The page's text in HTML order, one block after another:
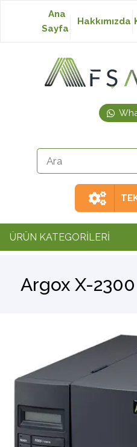
Baskısız Etiket
Japon Akmaz Yıkama
Ribon
Ana
Sayfa
Hakkımızda
ÜRÜN KATEGORİLERİ
Argox X-2300